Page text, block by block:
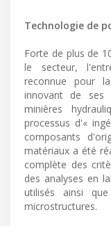
Technologie de
Forte de plus de
le secteur,
reconnue pour
innovant de ses
minières
processus d'«
composants
matériaux a été
complète des
des analyses en
utilisés ainsi
microstructures.